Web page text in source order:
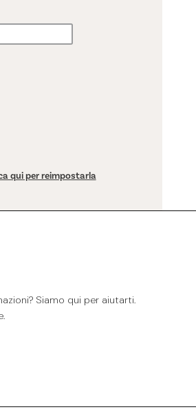
qui per reimpostarla
Siamo qui per aiutarti.